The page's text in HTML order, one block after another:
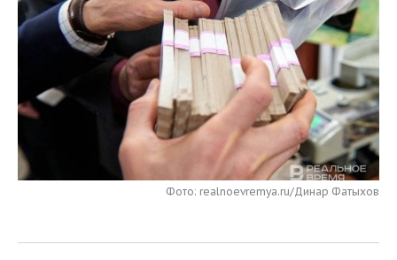
НЕФТЬ
ЭНЕРГЕТИКА
РОЗНИЧНАЯ ТОРГОВЛЯ
УСЛУГИ
НОВОСТИ ТЕХНОЛОГИЙ
МЕДИА
ТЕЛЕКОММУНИКАЦИИ
МЕРОПРИЯТИЯ
НОВОСТИ МЕРОПРИЯТИЙ
ВЫЕЗДНАЯ РЕДАКЦИЯ
БИЗНЕС-БРАНЧИ
ONLINE-КОНФЕРЕНЦИИ
НОВОСТИ СПОРТА
ФУТБОЛ
ОБЩЕСТВО
НОВОСТИ ОБЩЕСТВА
ФОТОГАЛЕРЕЯ
Фото: realnoevremya.ru/Динар Фатыхов